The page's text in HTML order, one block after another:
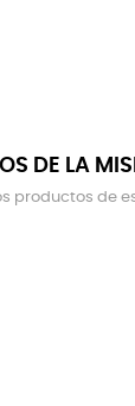
DE LA
productos de